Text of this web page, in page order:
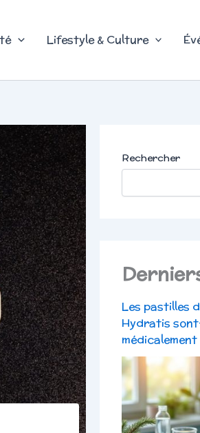
Lifestyle & Culture
Rechercher
Les pastilles
Hydratis
médicalement